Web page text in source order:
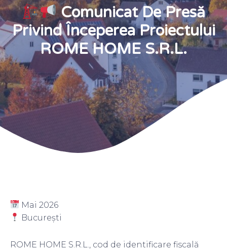
Comunicat De Presă
Privind Începerea Proiectului
ROME HOME S.R.L.
Mai 2026
București
ROME HOME S.R.L., cod de identificare fiscală